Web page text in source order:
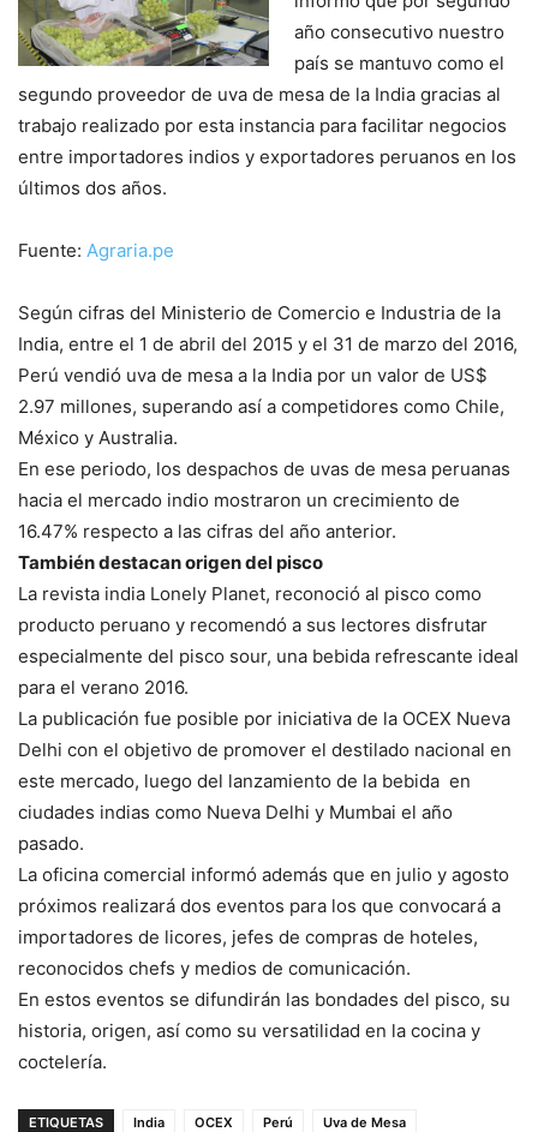
año consecutivo nuestro
país se mantuvo como el
segundo proveedor de uva de mesa de la India gracias al
trabajo realizado por esta instancia para facilitar negocios
entre importadores indios y exportadores peruanos en los
últimos dos años.
Fuente: Agraria.pe
Según cifras del Ministerio de Comercio e Industria de la
India, entre el 1 de abril del 2015 y el 31 de marzo del 2016,
Perú vendió uva de mesa a la India por un valor de US$
2.97 millones, superando así a competidores como Chile,
México y Australia.
En ese periodo, los despachos de uvas de mesa peruanas
hacia el mercado indio mostraron un crecimiento de
16.47% respecto a las cifras del año anterior.
También destacan origen del pisco
La revista india Lonely Planet, reconoció al pisco como
producto peruano y recomendó a sus lectores disfrutar
especialmente del pisco sour, una bebida refrescante ideal
para el verano 2016.
La publicación fue posible por iniciativa de la OCEX Nueva
Delhi con el objetivo de promover el destilado nacional en
este mercado, luego del lanzamiento de la bebida en
ciudades indias como Nueva Delhi y Mumbai el año
pasado.
La oficina comercial informó además que en julio y agosto
próximos realizará dos eventos para los que convocará a
importadores de licores, jefes de compras de hoteles,
reconocidos chefs y medios de comunicación.
En estos eventos se difundirán las bondades del pisco, su
historia, origen, así como su versatilidad en la cocina y
coctelería.
ETIQUETAS India OCEX Perú Uva de Mesa